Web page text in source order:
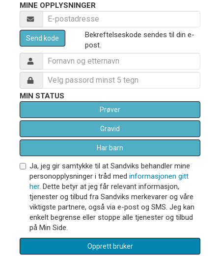
MINE OPPLYSNINGER
Send kode
Bekreftelseskode sendes til din e-
post.
MIN STATUS
Prøver
Gravid
Har barn
Ja, jeg gir samtykke til at Sandviks behandler mine
personopplysninger i tråd med informasjonen gitt
her. Dette betyr at jeg får relevant informasjon,
tjenester og tilbud fra Sandviks merkevarer og våre
viktigste partnere, også via e-post og SMS. Jeg kan
enkelt begrense eller stoppe alle tjenester og tilbud
på Min Side.
Opprett bruker